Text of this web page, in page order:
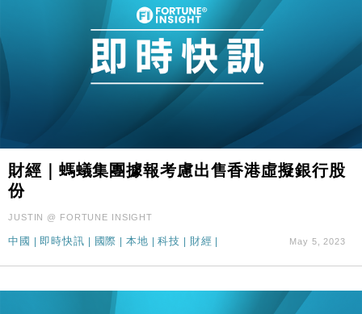
財經｜螞蟻集團據報考慮出售香港虛擬銀行股
份
JUSTIN @ FORTUNE INSIGHT
中國 即時快訊 國際 本地 |科技 財經 May 5, 2023